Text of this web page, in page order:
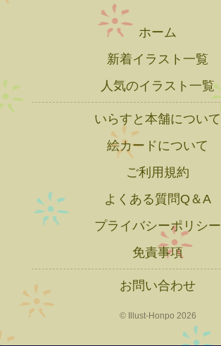
ホーム
新着イラスト一覧
人気のイラスト一覧
いらすと本舗について
絵カードについて
ご利用規約
よくある質問Q＆A
プライバシーポリシー
免責事項
お問い合わせ
© Illust-Honpo 2026